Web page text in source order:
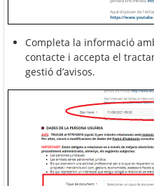
Completa la informació
contacte i accepta el
gestió d’avisos.